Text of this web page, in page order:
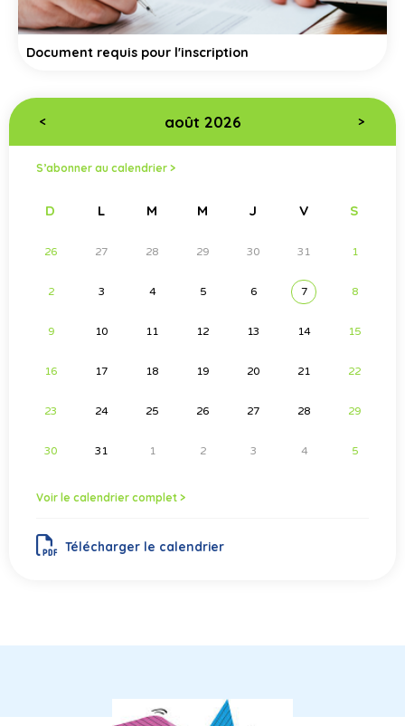
Document requis pour l'inscription
< août 2026 >
S’abonner au calendrier >
D L M M J V S
26 27 28 29 30 31 1
2 3 4 5 6 7 8
9 10 11 12 13 14 15
16 17 18 19 20 21 22
23 24 25 26 27 28 29
30 31 1 2 3 4 5
Voir le calendrier complet >
Télécharger le calendrier